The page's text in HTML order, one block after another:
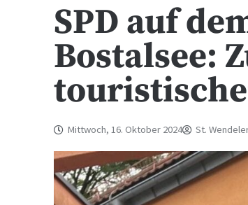
SPD auf
Bostalsee:
Mittwoch, 16. Oktober 2024 St.